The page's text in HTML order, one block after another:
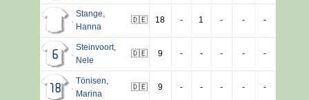
Stange,
Hanna
🇩🇪 18 - 1 - - -
6
Steinvoort,
Nele
🇩🇪 9 - - - - -
18
Tönisen,
Marina
🇩🇪 9 - - - - -